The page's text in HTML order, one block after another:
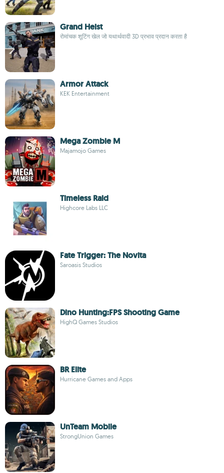
Grand Heist
रोमांचक शूटिंग खेल जो यथार्थवादी 3D प्रभाव प्रदान करता है
Armor Attack
KEK Entertainment
Mega Zombie M
Majamojo Games
Timeless Raid
Highcore Labs LLC
Fate Trigger: The Novita
Saroasis Studios
Dino Hunting:FPS Shooting Game
HighQ Games Studios
BR Elite
Hurricane Games and Apps
UnTeam Mobile
StrongUnion Games